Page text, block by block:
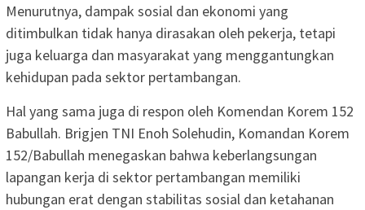
Menurutnya, dampak sosial dan ekonomi yang
ditimbulkan tidak hanya dirasakan oleh pekerja, tetapi
juga keluarga dan masyarakat yang menggantungkan
kehidupan pada sektor pertambangan.
Hal yang sama juga di respon oleh Komendan Korem 152
Babullah. Brigjen TNI Enoh Solehudin, Komandan Korem
152/Babullah menegaskan bahwa keberlangsungan
lapangan kerja di sektor pertambangan memiliki
hubungan erat dengan stabilitas sosial dan ketahanan